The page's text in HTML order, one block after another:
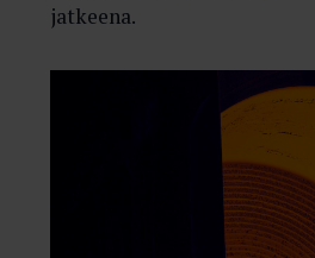
jatkeena.